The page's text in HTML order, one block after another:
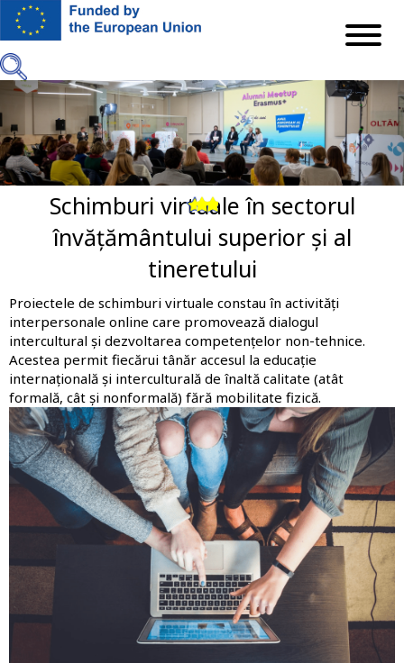
Mergi
principal
PreviousSchimburi virtuale în sectorul
învățământului superior și al
tineretului
Proiectele de schimburi virtuale constau în activități
interpersonale online care promovează dialogul
intercultural și dezvoltarea competențelor non-tehnice.
Acestea permit fiecărui tânăr accesul la educație
internațională și interculturală de înaltă calitate (atât
formală, cât și nonformală) fără mobilitate fizică.
Imagine